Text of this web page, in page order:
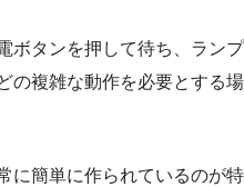
ボタンを押して待ち、ランプ
の複雑な動作を必要とする場
に簡単に作られているのが特